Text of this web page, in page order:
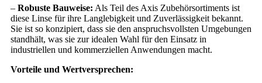
– Robuste Bauweise: Als Teil des Axis Zubehörsortiments ist
diese Linse für ihre Langlebigkeit und Zuverlässigkeit bekannt.
Sie ist so konzipiert, dass sie den anspruchsvollsten Umgebungen
standhält, was sie zur idealen Wahl für den Einsatz in
industriellen und kommerziellen Anwendungen macht.
Vorteile und Wertversprechen: